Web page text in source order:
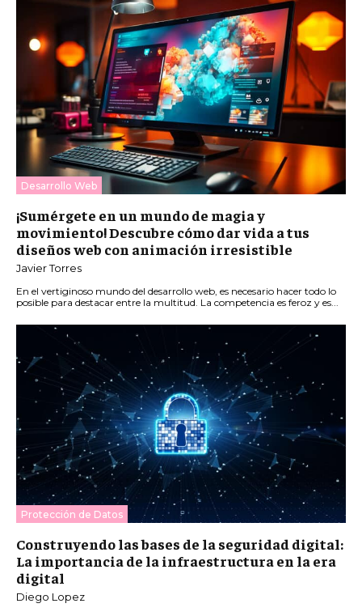
Desarrollo Web
¡Sumérgete en un mundo de magia y
movimiento! Descubre cómo dar vida a tus
diseños web con animación irresistible
Javier Torres
En el vertiginoso mundo del desarrollo web, es necesario hacer todo lo
posible para destacar entre la multitud. La competencia es feroz y es...
Protección de Datos
Construyendo las bases de la seguridad digital:
La importancia de la infraestructura en la era
digital
Diego Lopez